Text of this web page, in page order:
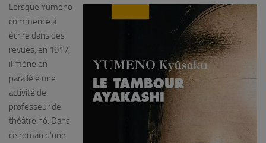
Lorsque Yumeno
commence à
écrire dans des
revues, en 1917,
il mène en
parallèle une
activité de
professeur de
théâtre nô. Dans
ce roman d’une